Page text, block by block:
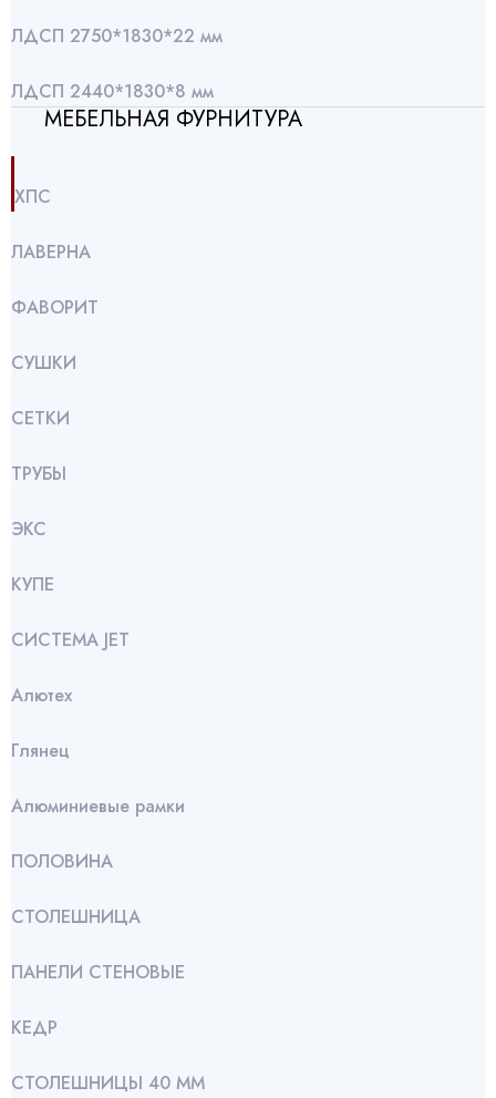
ЛДСП 2750*1830*22 мм
ЛДСП 2440*1830*8 мм
МЕБЕЛЬНАЯ ФУРНИТУРА
ХПС
ЛАВЕРНА
ФАВОРИТ
СУШКИ
СЕТКИ
ТРУБЫ
ЭКС
КУПЕ
СИСТЕМА JET
Алютех
Глянец
Алюминиевые рамки
ПОЛОВИНА
СТОЛЕШНИЦА
ПАНЕЛИ СТЕНОВЫЕ
КЕДР
СТОЛЕШНИЦЫ 40 ММ